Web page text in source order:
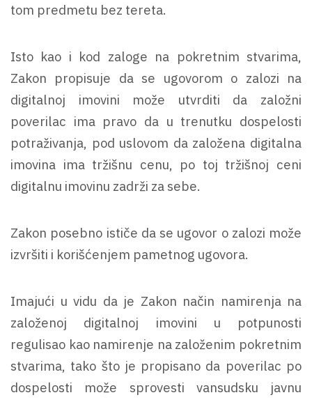
tom predmetu bez tereta.
Isto kao i kod zaloge na pokretnim stvarima,
Zakon propisuje da se ugovorom o zalozi na
digitalnoj imovini može utvrditi da založni
poverilac ima pravo da u trenutku dospelosti
potraživanja, pod uslovom da založena digitalna
imovina ima tržišnu cenu, po toj tržišnoj ceni
digitalnu imovinu zadrži za sebe.
Zakon posebno ističe da se ugovor o zalozi može
izvršiti i korišćenjem pametnog ugovora.
Imajući u vidu da je Zakon način namirenja na
založenoj digitalnoj imovini u potpunosti
regulisao kao namirenje na založenim pokretnim
stvarima, tako što je propisano da poverilac po
dospelosti može sprovesti vansudsku javnu